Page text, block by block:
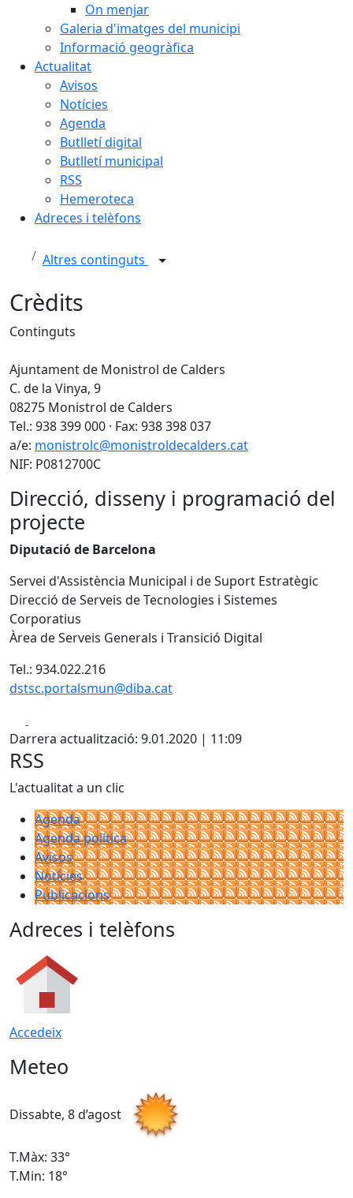
On menjar
Galeria d'imatges del municipi
Informació geogràfica
Actualitat
Avisos
Notícies
Agenda
Butlletí digital
Butlletí municipal
RSS
Hemeroteca
Adreces i telèfons
Altres continguts
Crèdits
Continguts
Ajuntament de Monistrol de Calders
C. de la Vinya, 9
08275 Monistrol de Calders
Tel.: 938 399 000 · Fax: 938 398 037
a/e: monistrolc@monistroldecalders.cat
NIF: P0812700C
Direcció, disseny i programació del
projecte
Diputació de Barcelona
Servei d'Assistència Municipal i de Suport Estratègic
Direcció de Serveis de Tecnologies i Sistemes
Corporatius
Àrea de Serveis Generals i Transició Digital
Tel.: 934.022.216
dstsc.portalsmun@diba.cat
Darrera actualització: 9.01.2020 | 11:09
RSS
L'actualitat a un clic
Agenda
Agenda política
Avisos
Notícies
Publicacions
Adreces i telèfons
Accedeix
Meteo
Dissabte, 8 d’agost
T.Màx: 33°
T.Min: 18°